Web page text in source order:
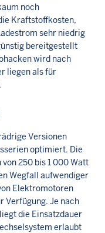
noch
Kraftstoffkosten,
sehr niedrig
bereitgestellt
wird nach
liegen als für
Versionen
optimiert. Die
250 bis 1 000 Watt
Wegfall aufwendiger
Elektromotoren
Verfügung. Je nach
die Einsatzdauer
erlaubt